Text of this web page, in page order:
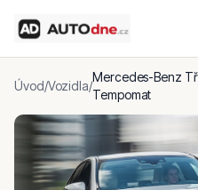
Úvod/Vozidla/
Mercedes-Benz
Tempomat